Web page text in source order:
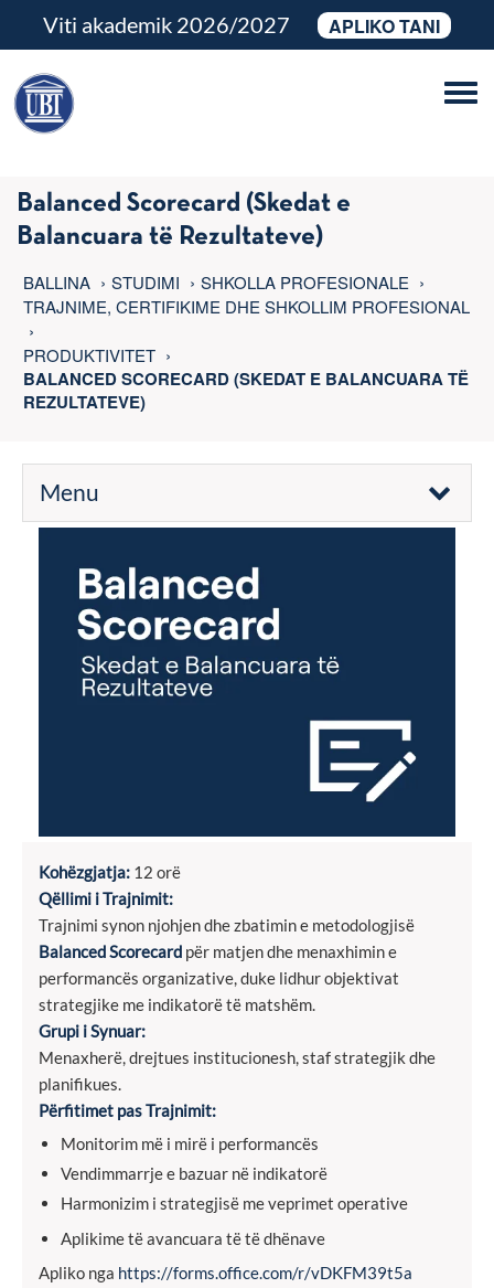
Viti akademik 2026/2027 APLIKO TANI
Balanced Scorecard (Skedat e
Balancuara të Rezultateve)
BALLINA STUDIMI
SHKOLLA PROFESIONALE
TRAJNIME, CERTIFIKIME DHE SHKOLLIM PROFESIONAL
PRODUKTIVITET
BALANCED SCORECARD (SKEDAT E BALANCUARA TË
REZULTATEVE)
Menu
Kohëzgjatja: 12 orë
Qëllimi i Trajnimit:
Trajnimi synon njohjen dhe zbatimin e metodologjisë
Balanced Scorecard për matjen dhe menaxhimin e
performancës organizative, duke lidhur objektivat
strategjike me indikatorë të matshëm.
Grupi i Synuar:
Menaxherë, drejtues institucionesh, staf strategjik dhe
planifikues.
Përfitimet pas Trajnimit:
Monitorim më i mirë i performancës
Vendimmarrje e bazuar në indikatorë
Harmonizim i strategjisë me veprimet operative
Aplikime të avancuara të të dhënave
Apliko nga https://forms.office.com/r/vDKFM39t5a